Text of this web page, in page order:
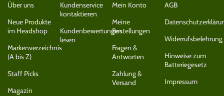
Über uns
Neue Produkte
im Headshop
Markenverzeichnis
(A bis Z)
Staff Picks
Magazin
Kundenservice
kontaktieren
Kundenbewertungen
lesen
Mein Konto
Meine
Bestellungen
Fragen &
Antworten
Zahlung &
Versand
AGB
Widerrufsbelehrung
Hinweise zum
Batteriegesetz
Impressum